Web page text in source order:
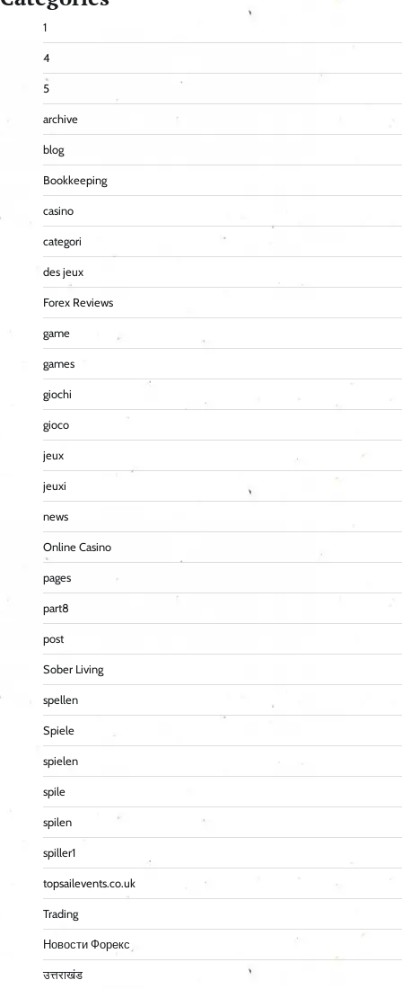
1
4
5
archive
blog
Bookkeeping
casino
categori
des jeux
Forex Reviews
game
games
giochi
gioco
jeux
jeuxi
news
Online Casino
pages
part8
post
Sober Living
spellen
Spiele
spielen
spile
spilen
spiller1
topsailevents.co.uk
Trading
Новости Форекс
उत्तराखंड